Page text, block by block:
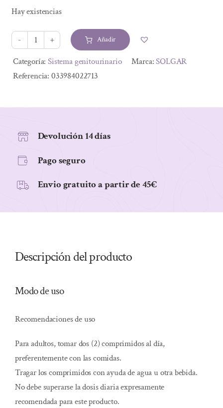
era:
18,28 €.
es:
15,72 €.
Hay existencias
NUTRIENTES
PRENATALES
60
Añadir
Alternative:
Categoría:Sistema genitourinario Marca:SOLGAR
Referencia: 033984022713
Devolución 14 días
Pago seguro
Envio gratuito a partir de 45€
Descripción del producto
Modo de uso
Recomendaciones de uso
Para adultos, tomar dos (2) comprimidos al día,
preferentemente con las comidas.
Tragar los comprimidos con ayuda de agua u otra bebida.
No debe superarse la dosis diaria expresamente
recomendada para este producto.